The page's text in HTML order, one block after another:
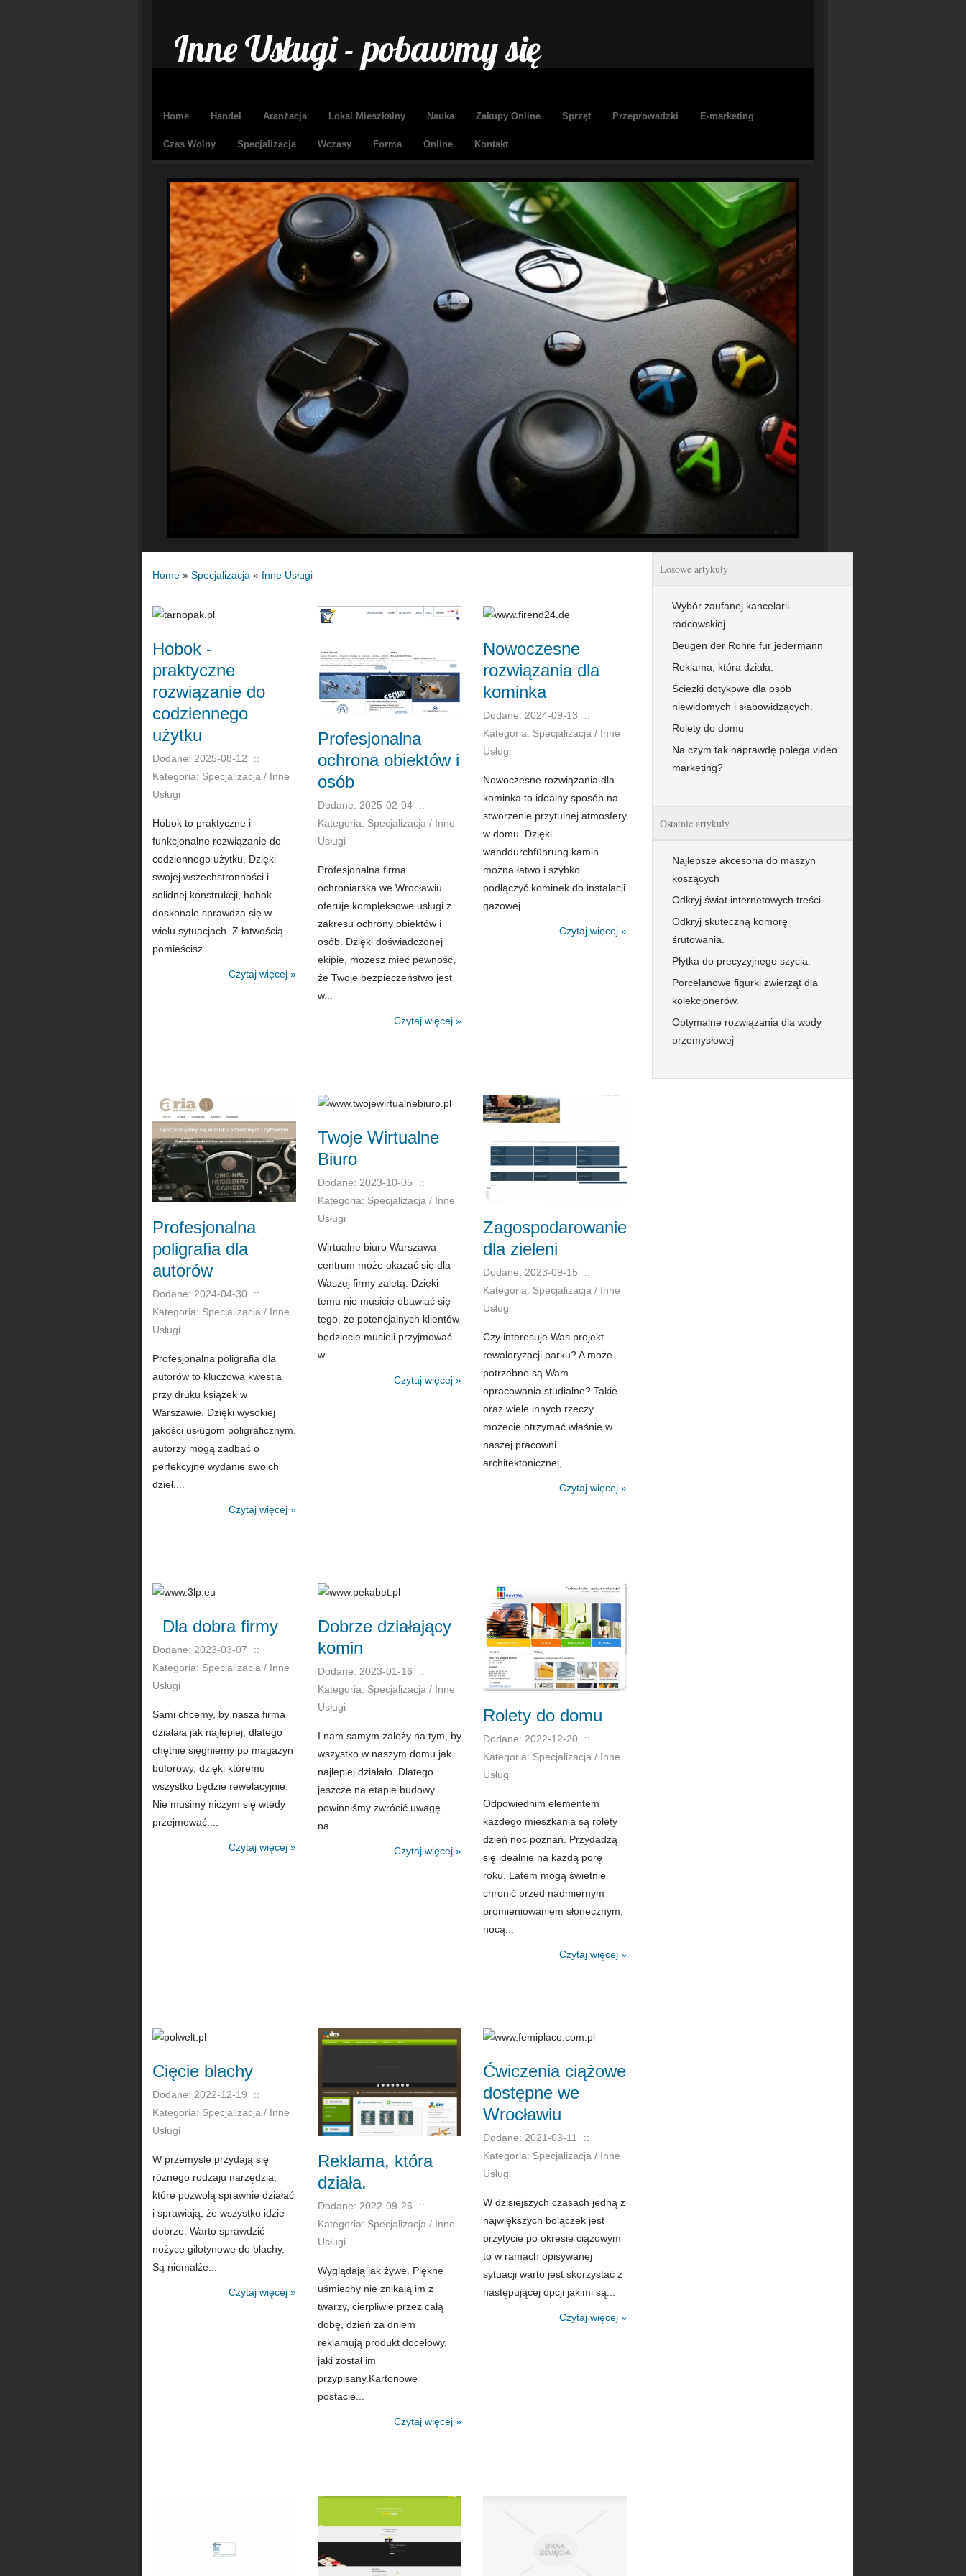
Inne Usługi - pobawmy się
Home Handel Aranżacja Lokal Mieszkalny Nauka Zakupy Online Sprzęt Przeprowadzki E-marketing
Czas Wolny Specjalizacja Wczasy Forma Online Kontakt
Home » Specjalizacja » Inne Usługi
Hobok -
praktyczne
rozwiązanie do
codziennego
użytku
Dodane: 2025-08-12
::
Kategoria: Specjalizacja / Inne
Usługi
Hobok to praktyczne i
funkcjonalne rozwiązanie do
codziennego użytku. Dzięki
swojej wszechstronności i
solidnej konstrukcji, hobok
doskonale sprawdza się w
wielu sytuacjach. Z łatwością
pomieścisz...
Czytaj więcej »
Profesjonalna
ochrona obiektów i
osób
Dodane: 2025-02-04
::
Kategoria: Specjalizacja / Inne
Usługi
Profesjonalna firma
ochroniarska we Wrocławiu
oferuje kompleksowe usługi z
zakresu ochrony obiektów i
osób. Dzięki doświadczonej
ekipie, możesz mieć pewność,
że Twoje bezpieczeństwo jest
w...
Czytaj więcej »
Nowoczesne
rozwiązania dla
kominka
Dodane: 2024-09-13
::
Kategoria: Specjalizacja / Inne
Usługi
Nowoczesne rozwiązania dla
kominka to idealny sposób na
stworzenie przytulnej atmosfery
w domu. Dzięki
wanddurchführung kamin
można łatwo i szybko
podłączyć kominek do instalacji
gazowej...
Czytaj więcej »
Profesjonalna
poligrafia dla
autorów
Dodane: 2024-04-30
::
Kategoria: Specjalizacja / Inne
Usługi
Profesjonalna poligrafia dla
autorów to kluczowa kwestia
przy druku książek w
Warszawie. Dzięki wysokiej
jakości usługom poligraficznym,
autorzy mogą zadbać o
perfekcyjne wydanie swoich
dzieł....
Czytaj więcej »
Twoje Wirtualne
Biuro
Dodane: 2023-10-05
::
Kategoria: Specjalizacja / Inne
Usługi
Wirtualne biuro Warszawa
centrum może okazać się dla
Waszej firmy zaletą. Dzięki
temu nie musicie obawiać się
tego, że potencjalnych klientów
będziecie musieli przyjmować
w...
Czytaj więcej »
Zagospodarowanie
dla zieleni
Dodane: 2023-09-15
::
Kategoria: Specjalizacja / Inne
Usługi
Czy interesuje Was projekt
rewaloryzacji parku? A może
potrzebne są Wam
opracowania studialne? Takie
oraz wiele innych rzeczy
możecie otrzymać właśnie w
naszej pracowni
architektonicznej,...
Czytaj więcej »
Dla dobra firmy
Dodane: 2023-03-07
::
Kategoria: Specjalizacja / Inne
Usługi
Sami chcemy, by nasza firma
działała jak najlepiej, dlatego
chętnie sięgniemy po magazyn
buforowy, dzięki któremu
wszystko będzie rewelacyjnie.
Nie musimy niczym się wtedy
przejmować....
Czytaj więcej »
Dobrze działający
komin
Dodane: 2023-01-16
::
Kategoria: Specjalizacja / Inne
Usługi
I nam samym zależy na tym, by
wszystko w naszym domu jak
najlepiej działało. Dlatego
jeszcze na etapie budowy
powinniśmy zwrócić uwagę
na...
Czytaj więcej »
Rolety do domu
Dodane: 2022-12-20
::
Kategoria: Specjalizacja / Inne
Usługi
Odpowiednim elementem
każdego mieszkania są rolety
dzień noc poznań. Przydadzą
się idealnie na każdą porę
roku. Latem mogą świetnie
chronić przed nadmiernym
promieniowaniem słonecznym,
nocą...
Czytaj więcej »
Cięcie blachy
Dodane: 2022-12-19
::
Kategoria: Specjalizacja / Inne
Usługi
W przemyśle przydają się
różnego rodzaju narzędzia,
które pozwolą sprawnie działać
i sprawiają, że wszystko idzie
dobrze. Warto sprawdzić
nożyce gilotynowe do blachy.
Są niemalże...
Czytaj więcej »
Reklama, która
działa.
Dodane: 2022-09-26
::
Kategoria: Specjalizacja / Inne
Usługi
Wyglądają jak żywe. Piękne
uśmiechy nie znikają im z
twarzy, cierpliwie przez całą
dobę, dzień za dniem
reklamują produkt docelowy,
jaki został im
przypisany.Kartonowe
postacie...
Czytaj więcej »
Ćwiczenia ciążowe
dostępne we
Wrocławiu
Dodane: 2021-03-11
::
Kategoria: Specjalizacja / Inne
Usługi
W dzisiejszych czasach jedną z
największych bolączek jest
przytycie po okresie ciążowym
to w ramach opisywanej
sytuacji warto jest skorzystać z
następującej opcji jakimi są...
Czytaj więcej »
Losowe artykuły
Wybór zaufanej kancelarii
radcowskiej
Beugen der Rohre fur jedermann
Reklama, która działa.
Ścieżki dotykowe dla osób
niewidomych i słabowidzących.
Rolety do domu
Na czym tak naprawdę polega video
marketing?
Ostatnie artykuły
Najlepsze akcesoria do maszyn
koszących
Odkryj świat internetowych treści
Odkryj skuteczną komorę
śrutowania.
Płytka do precyzyjnego szycia.
Porcelanowe figurki zwierząt dla
kolekcjonerów.
Optymalne rozwiązania dla wody
przemysłowej